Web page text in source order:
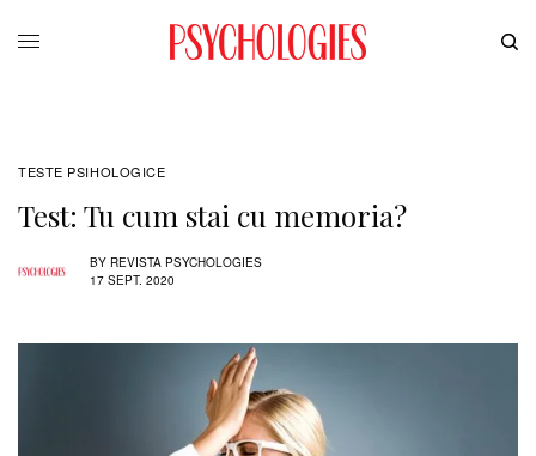
TESTE PSIHOLOGICE
Test: Tu cum stai cu memoria?
BY REVISTA PSYCHOLOGIES
17 SEPT. 2020